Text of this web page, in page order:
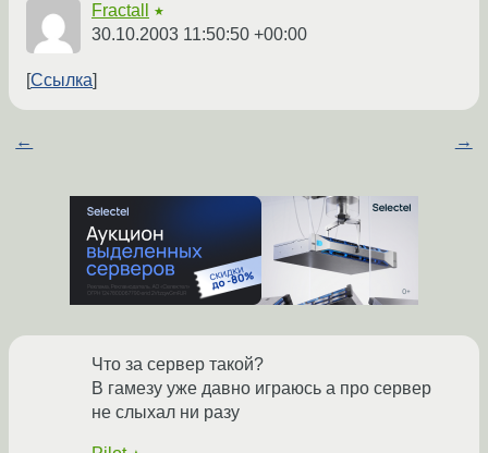
Fractall ★
30.10.2003 11:50:50 +00:00
Ссылка
← →
Что за сервер такой?
В гамезу уже давно играюсь а про сервер
не слыхал ни разу